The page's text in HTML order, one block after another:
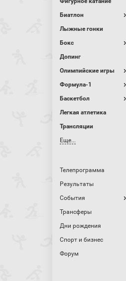
Биатлон
Лыжные гонки
Бокс
Допинг
Олимпийские игры
Формула-1
Баскетбол
Легкая атлетика
Трансляции
Еще...
Телепрограмма
Результаты
События
Трансферы
Дни рождения
Спорт и бизнес
Форум